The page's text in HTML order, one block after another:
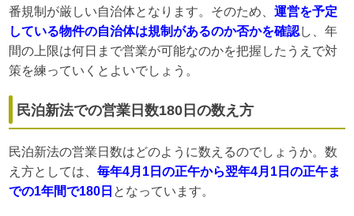
番規制が厳しい自治体となります。そのため、運営を予定
している物件の自治体は規制があるのか否かを確認し、年
間の上限は何日まで営業が可能なのかを把握したうえで対
策を練っていくとよいでしょう。
民泊新法での営業日数180日の数え方
民泊新法の営業日数はどのように数えるのでしょうか。数
え方としては、毎年4月1日の正午から翌年4月1日の正午ま
での1年間で180日 となっています。